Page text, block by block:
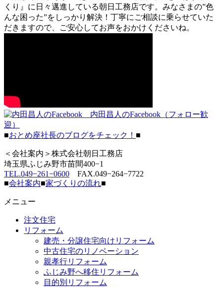
くり』に日々邁進している朝日工務店です。みなさまの”色
んな困った”をしっかり解決！丁寧にご相談に乗らせていた
だきますので、ご安心してお声をおかけくださいね。
内田昌人のFacebook（フォロー歓
迎）
■おとめ座社長のブログをチェック！ ■
＜会社案内＞株式会社朝日工務店
埼玉県ふじみ野市苗間400−1
TEL.049−261−0600 FAX.049−264−7722
■会社案内■家づくりの流れ■
メニュー
注文住宅
リフォーム
建売・分譲住宅向けリフォーム
中古住宅のリノベーション
親孝行リフォーム
ふじみ野へ移住リフォーム
目的別リフォーム